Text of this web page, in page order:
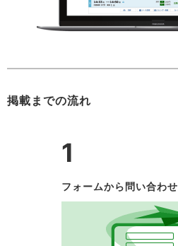
掲載までの流れ
1
フォームから問い合わせ